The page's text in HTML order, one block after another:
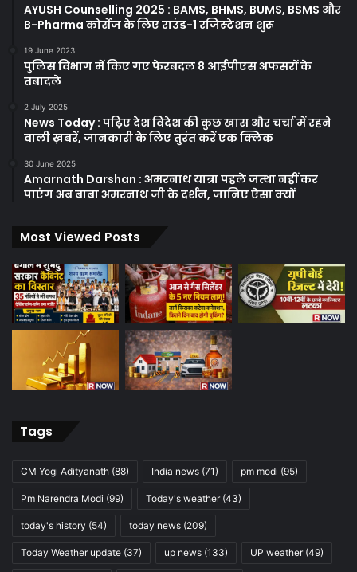
AYUSH Counselling 2025 : BAMS, BHMS, BUMS, BSMS और
B-Pharma कोर्सेज के लिए राउंड-1 रजिस्ट्रेशन शुरू
19 June 2023
पुलिस विभाग में किए गए फेरबदल 8 आईपीएस अफसरों के
तबादले
2 July 2025
News Today : पढ़िए देश विदेश की कुछ खास और चर्चा में रहने
वाली ख़बरें, जानकारी के लिए तुरंत करें एक क्लिक
30 June 2025
Amarnath Darshan : अमरनाथ यात्रा पहले जत्था नहीं कर
पाएंग अब बाबा अमरनाथ जी के दर्शन, जानिए ऐसा क्यों
Most Viewed Posts
Tags
CM Yogi Adityanath (88) India news (71) pm modi (95)
Pm Narendra Modi (99) Today's weather(43)
today's history (54) today news (209)
Today Weather update (37) up news (133) UP weather(49)